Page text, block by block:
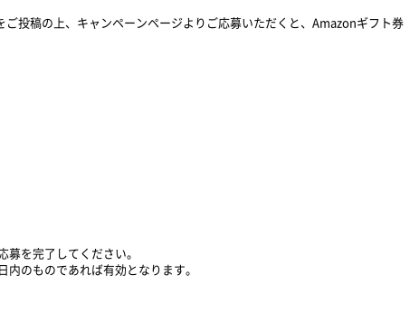
投稿の上、キャンペーンページよりご応募いただくと、Amazonギフト券
募を完了してください。
のものであれば有効となります。